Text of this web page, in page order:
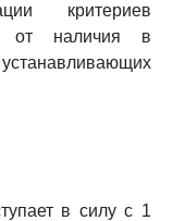
критериев
от наличия в
в силу с 1